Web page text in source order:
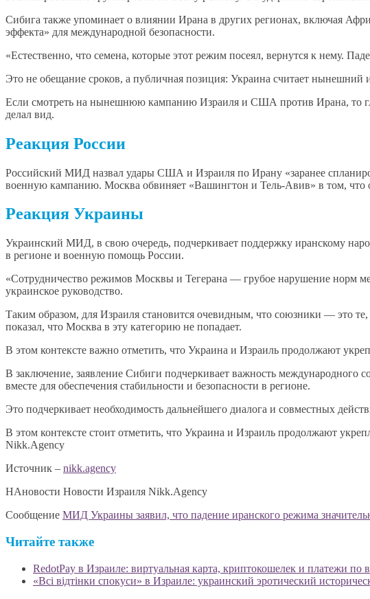
Сибига также упоминает о влиянии Ирана в других регионах, включая
эффекта» для международной безопасности.
«Естественно, что семена, которые этот режим посеял, вернутся к нему.
Это не обещание сроков, а публичная позиция: Украина считает
Если смотреть на нынешнюю кампанию Израиля и США против Ирана, то
делал вид.
Реакция России
Российский МИД назвал удары США и Израиля по Ирану «заранее
военную кампанию. Москва обвиняет «Вашингтон и Тель-Авив» в том,
Реакция Украины
Украинский МИД, в свою очередь, подчеркивает поддержку иранскому
в регионе и военную помощь России.
«Сотрудничество режимов Москвы и Тегерана — грубое нарушение норм
украинское руководство.
Таким образом, для Израиля становится очевидным, что союзники — это
показал, что Москва в эту категорию не попадает.
В этом контексте важно отметить, что Украина и Израиль продолжают
В заключение, заявление Сибиги подчеркивает важность международного
вместе для обеспечения стабильности и безопасности в регионе.
Это подчеркивает необходимость дальнейшего диалога и совместных
В этом контексте стоит отметить, что Украина и Израиль продолжают
Nikk.Agency
Источник – nikk.agency
НАновости Новости Израиля Nikk.Agency
Сообщение МИД Украины заявил, что падение иранского режима
Читайте также
RedotPay в Израиле: виртуальная карта, криптокошелек и платежи
«Всі відтінки спокуси» в Израиле: украинский эротический